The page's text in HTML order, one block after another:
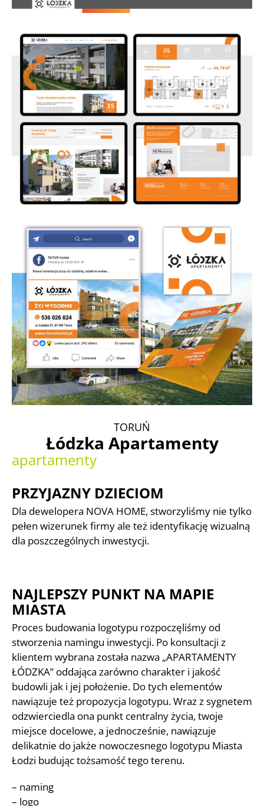
TORUŃ
Łódzka Apartamenty
apartamenty
PRZYJAZNY DZIECIOM
Dla dewelopera NOVA HOME, stworzyliśmy nie tylko
pełen wizerunek firmy ale też identyfikację wizualną
dla poszczególnych inwestycji.
NAJLEPSZY PUNKT NA MAPIE
MIASTA
Proces budowania logotypu rozpoczęliśmy od
stworzenia namingu inwestycji. Po konsultacji z
klientem wybrana została nazwa „APARTAMENTY
ŁÓDZKA” oddająca zarówno charakter i jakość
budowli jak i jej położenie. Do tych elementów
nawiązuje też propozycja logotypu. Wraz z sygnetem
odzwierciedla ona punkt centralny życia, twoje
miejsce docelowe, a jednocześnie, nawiązuje
delikatnie do jakże nowoczesnego logotypu Miasta
Łodzi budując tożsamość tego terenu.
– naming
– logo